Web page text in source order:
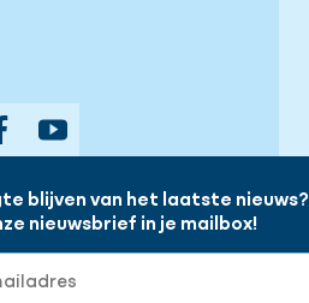
FacebookYouTube
blijven van het laatste nieuws?
nieuwsbrief in je mailbox!